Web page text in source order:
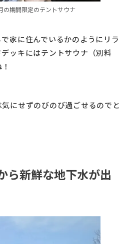
の期間限定のテントサウナ
家に住んでいるかのようにリラ
ッキにはテントサウナ（別料
にせずのびのび過ごせるのでと
ら新鮮な地下水が出